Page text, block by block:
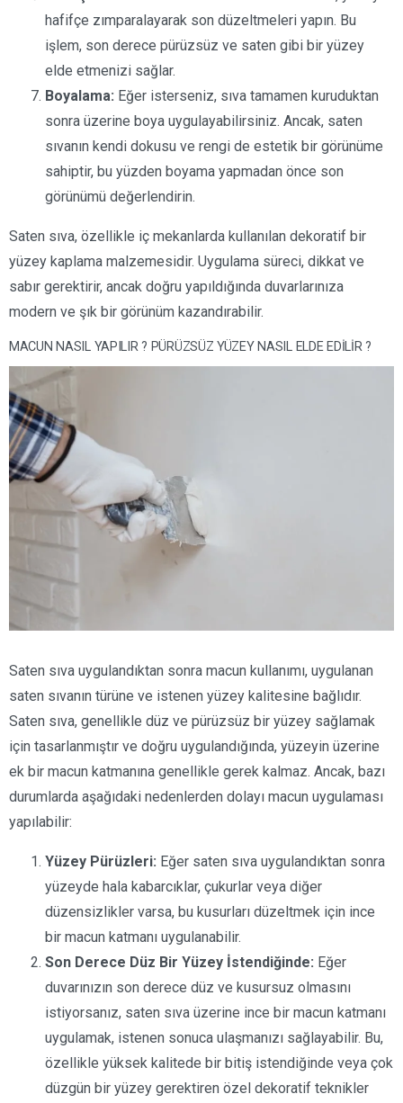
hafifçe zımparalayarak son düzeltmeleri yapın. Bu
işlem, son derece pürüzsüz ve saten gibi bir yüzey
elde etmenizi sağlar.
Boyalama: Eğer isterseniz, sıva tamamen kuruduktan
sonra üzerine boya uygulayabilirsiniz. Ancak, saten
sıvanın kendi dokusu ve rengi de estetik bir görünüme
sahiptir, bu yüzden boyama yapmadan önce son
görünümü değerlendirin.
Saten sıva, özellikle iç mekanlarda kullanılan dekoratif bir
yüzey kaplama malzemesidir. Uygulama süreci, dikkat ve
sabır gerektirir, ancak doğru yapıldığında duvarlarınıza
modern ve şık bir görünüm kazandırabilir.
MACUN NASIL YAPILIR ? PÜRÜZSÜZ YÜZEY NASIL ELDE EDİLİR ?
Saten sıva uygulandıktan sonra macun kullanımı, uygulanan
saten sıvanın türüne ve istenen yüzey kalitesine bağlıdır.
Saten sıva, genellikle düz ve pürüzsüz bir yüzey sağlamak
için tasarlanmıştır ve doğru uygulandığında, yüzeyin üzerine
ek bir macun katmanına genellikle gerek kalmaz. Ancak, bazı
durumlarda aşağıdaki nedenlerden dolayı macun uygulaması
yapılabilir:
Yüzey Pürüzleri: Eğer saten sıva uygulandıktan sonra
yüzeyde hala kabarcıklar, çukurlar veya diğer
düzensizlikler varsa, bu kusurları düzeltmek için ince
bir macun katmanı uygulanabilir.
Son Derece Düz Bir Yüzey İstendiğinde: Eğer
duvarınızın son derece düz ve kusursuz olmasını
istiyorsanız, saten sıva üzerine ince bir macun katmanı
uygulamak, istenen sonuca ulaşmanızı sağlayabilir. Bu,
özellikle yüksek kalitede bir bitiş istendiğinde veya çok
düzgün bir yüzey gerektiren özel dekoratif teknikler